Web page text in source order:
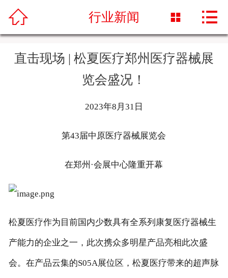
首页
关于我们
产品中心
加入我们
 行业新闻  
直击现场 | 松夏医疗郑州医疗器械展
览会盛况！
2023年8月31日
第43届中原医疗器械展览会
在郑州·会展中心隆重开幕
松夏医疗作为目前国内少数具有全系列康复医疗器械生
产能力的企业之一，此次携众多明星产品亮相此次盛
会。在产品云集的S05A展位区，松夏医疗带来的超声脉